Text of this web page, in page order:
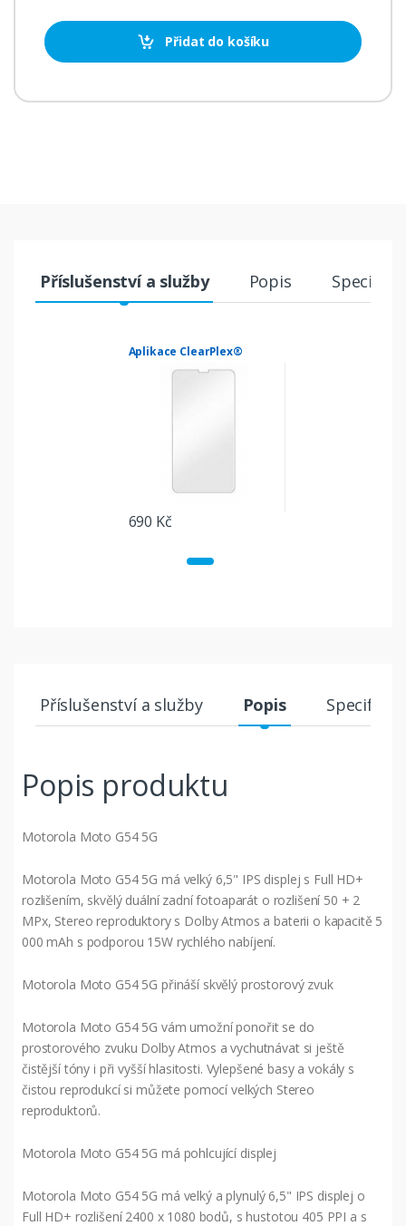
Přidat do košíku
Příslušenství a služby Popis
Aplikace ClearPlex®
690 Kč
Příslušenství a služby Popis
Popis produktu
Motorola Moto G54 5G
Motorola Moto G54 5G má velký 6,5" IPS displej s Full HD+
rozlišením, skvělý duální zadní fotoaparát o rozlišení 50 + 2
MPx, Stereo reproduktory s Dolby Atmos a baterii o kapacitě 5
000 mAh s podporou 15W rychlého nabíjení.
Motorola Moto G54 5G přináší skvělý prostorový zvuk
Motorola Moto G54 5G vám umožní ponořit se do
prostorového zvuku Dolby Atmos a vychutnávat si ještě
čistější tóny i při vyšší hlasitosti. Vylepšené basy a vokály s
čistou reprodukcí si můžete pomocí velkých Stereo
reproduktorů.
Motorola Moto G54 5G má pohlcující displej
Motorola Moto G54 5G má velký a plynulý 6,5" IPS displej o
Full HD+ rozlišení 2400 x 1080 bodů, s hustotou 405 PPI a s